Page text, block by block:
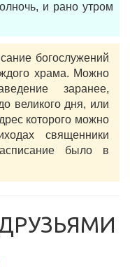
и рано утром
богослужений
храма. Можно
заранее,
великого дня, или
которого можно
священники
было в